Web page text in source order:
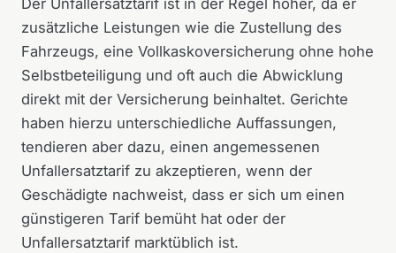
Der Unfallersatztarif ist in der Regel höher, da er
zusätzliche Leistungen wie die Zustellung des
Fahrzeugs, eine Vollkaskoversicherung ohne hohe
Selbstbeteiligung und oft auch die Abwicklung
direkt mit der Versicherung beinhaltet. Gerichte
haben hierzu unterschiedliche Auffassungen,
tendieren aber dazu, einen angemessenen
Unfallersatztarif zu akzeptieren, wenn der
Geschädigte nachweist, dass er sich um einen
günstigeren Tarif bemüht hat oder der
Unfallersatztarif marktüblich ist.